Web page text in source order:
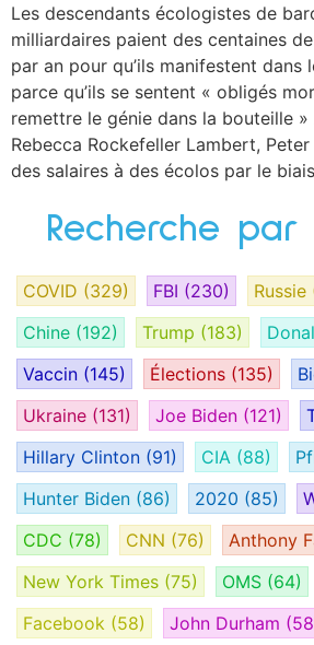
Les descendants écologistes de
milliardaires paient des centaines
par an pour qu’ils manifestent dans
parce qu’ils se sentent « obligés
remettre le génie dans la bouteille »
Rebecca Rockefeller Lambert,
des salaires à des écolos par le
Recherche
COVID (329) FBI (230) Russie
Chine (192) Trump (183)
Vaccin (145) Élections (135)
Ukraine (131) Joe Biden (121)
Hillary Clinton (91) CIA (88)
Hunter Biden (86) 2020 (85)
CDC (78) CNN (76) Anthony
New York Times (75) OMS (64)
Facebook (58) John Durham